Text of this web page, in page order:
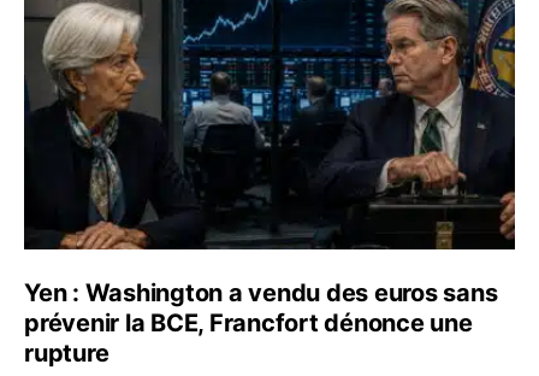
Yen : Washington a vendu des euros sans
prévenir la BCE, Francfort dénonce une
rupture